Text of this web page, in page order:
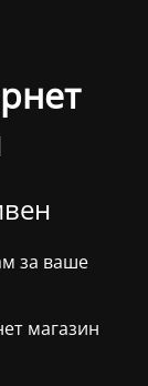
за ваше
магазин